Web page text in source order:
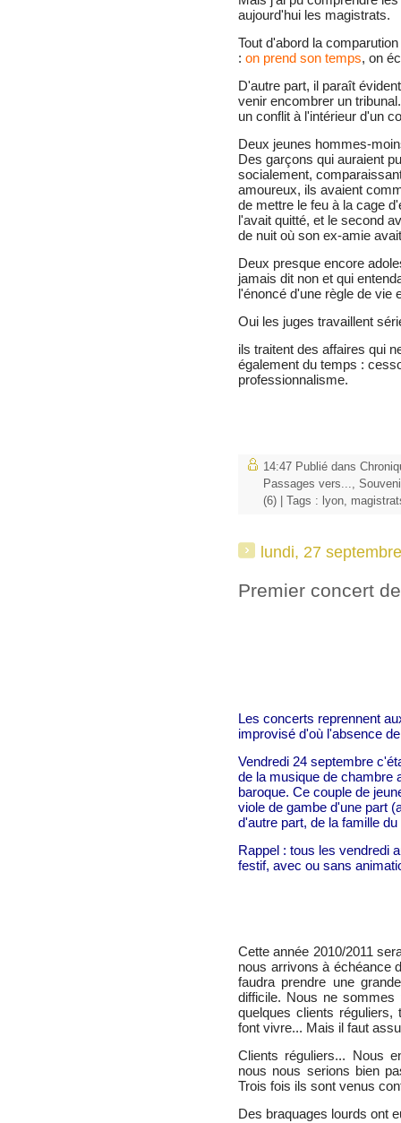
aujourd'hui les magistrats.
Tout d'abord la
: on prend son temps, on
D'autre part, il paraît
venir encombrer un
un conflit à l'intérieur d'un
Deux jeunes hommes-
Des garçons qui auraient
socialement,
amoureux, ils avaient
de mettre le feu à la cage
l'avait quitté, et le second
de nuit où son ex-amie
Deux presque encore
jamais dit non et qui
l'énoncé d'une règle de vie
Oui les juges travaillent
ils traitent des affaires qui
également du temps :
professionnalisme.
14:47 Publié dans
Passages vers...,
(6) | Tags : lyon,
lundi, 27
Premier concert
Les concerts reprennent
improvisé d'où l'absence
Vendredi 24 septembre
de la musique de chambre
baroque. Ce couple de
viole de gambe d'une part
d'autre part, de la famille du
Rappel : tous les vendredi
festif, avec ou sans
Cette année 2010/2011
nous arrivons à échéance
faudra prendre une
difficile. Nous ne
quelques clients
font vivre... Mais il faut
Clients réguliers... Nous
nous nous serions bien
Trois fois ils sont venus
Des braquages lourds ont